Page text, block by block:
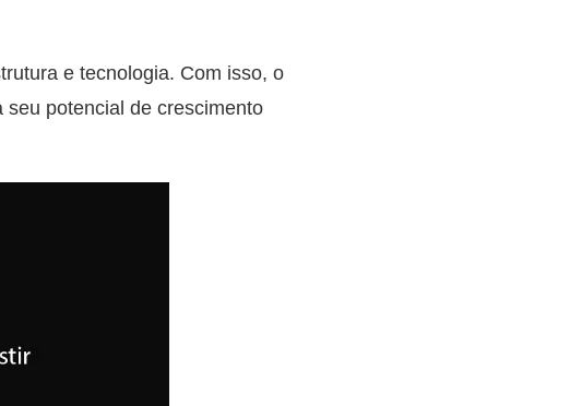
e tecnologia. Com isso, o
potencial de crescimento